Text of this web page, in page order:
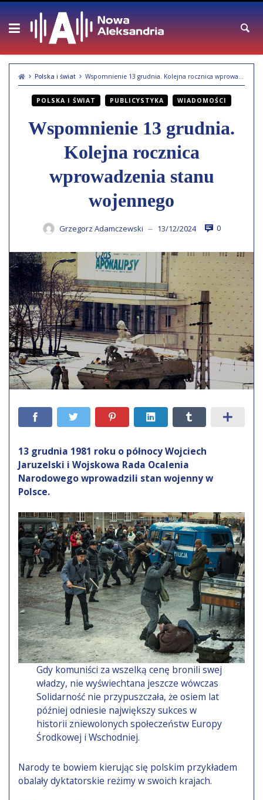
Skip
content
Polska i świat Wspomnienie 13 grudnia. Kolejna rocznica wprowadzenia stanu wojennego
POLSKA I ŚWIAT PUBLICYSTYKA WIADOMOŚCI
Wspomnienie 13 grudnia.
Kolejna rocznica
wprowadzenia stanu
wojennego
Grzegorz Adamczewski — 13/12/2024 0
13 grudnia 1981 roku o północy Wojciech
Jaruzelski i Wojskowa Rada Ocalenia
Narodowego wprowadzili stan wojenny w
Polsce.
Gdy komuniści za wszelką cenę bronili swej
władzy, nie wyświechtana jeszcze wówczas
Solidarność nie przypuszczała, że osiem lat
później odniesie największy sukces w
historii zniewolonych społeczeństw Europy
Środkowej i Wschodniej.
Narody te bowiem kierując się polskim przykładem
obalały dyktatorskie reżimy w swoich krajach.